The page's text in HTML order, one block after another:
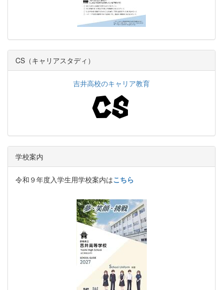
CS（キャリアスタディ）
吉井高校のキャリア教育
学校案内
令和９年度入学生用学校案内はこちら